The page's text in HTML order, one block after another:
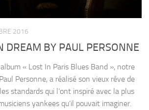
2016
DREAM BY PAUL PERSONNE
« Lost In Paris Blues Band », notre
Personne, a réalisé son vieux rêve de
standards qui l’ont inspiré avec la plus
yankees qu’il pouvait imaginer.